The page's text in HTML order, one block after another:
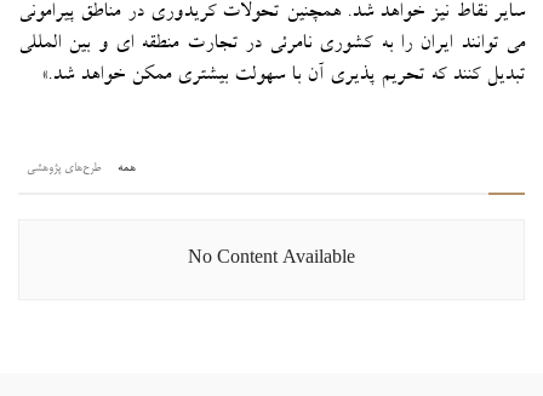
سایر نقاط نیز خواهد شد. همچنین تحولات کریدوری در مناطق پیرامونی
می توانند ایران را به کشوری نامرئی در تجارت منطقه ای و بین المللی
تبدیل کنند که تحریم پذیری آن با سهولت بیشتری ممکن خواهد شد.»
همه طرح‌های پژوهشی
No Content Available